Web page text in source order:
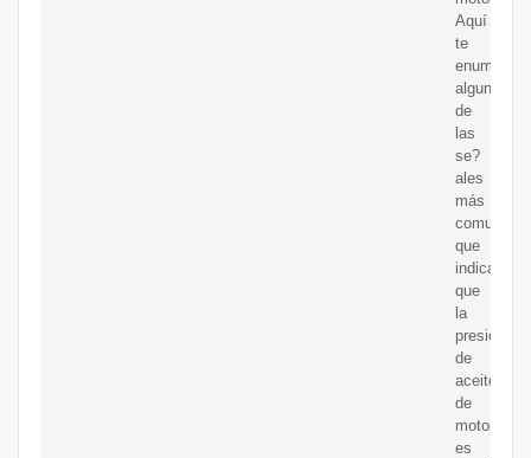
Aquí
te
algunas
de
las
se?
ales
más
comunes
que
indican
que
la
presión
de
aceite
de
motor
es